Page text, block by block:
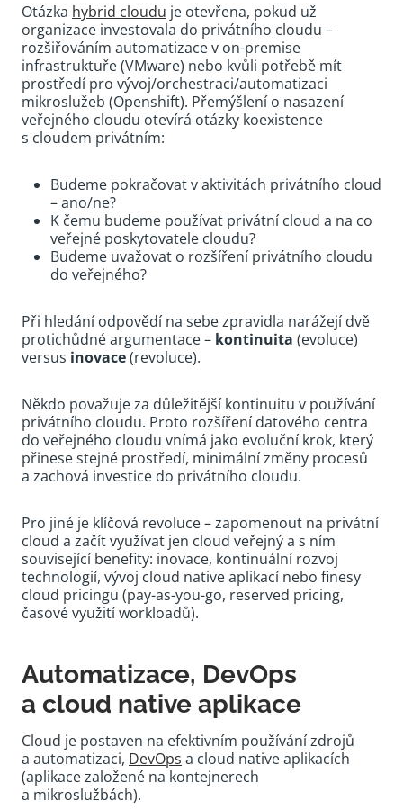
Otázka hybrid cloudu je otevřena, pokud už
organizace investovala do privátního cloudu –
rozšiřováním automatizace v on-premise
infrastruktuře (VMware) nebo kvůli potřebě mít
prostředí pro vývoj/orchestraci/automatizaci
mikroslužeb (Openshift). Přemýšlení o nasazení
veřejného cloudu otevírá otázky koexistence
s cloudem privátním:
Budeme pokračovat v aktivitách privátního cloud
– ano/ne?
K čemu budeme používat privátní cloud a na co
veřejné poskytovatele cloudu?
Budeme uvažovat o rozšíření privátního cloudu
do veřejného?
Při hledání odpovědí na sebe zpravidla narážejí dvě
protichůdné argumentace – kontinuita (evoluce)
versus inovace(revoluce).
Někdo považuje za důležitější kontinuitu v používání
privátního cloudu. Proto rozšíření datového centra
do veřejného cloudu vnímá jako evoluční krok, který
přinese stejné prostředí, minimální změny procesů
a zachová investice do privátního cloudu.
Pro jiné je klíčová revoluce – zapomenout na privátní
cloud a začít využívat jen cloud veřejný a s ním
související benefity: inovace, kontinuální rozvoj
technologií, vývoj cloud native aplikací nebo finesy
cloud pricingu (pay-as-you-go, reserved pricing,
časové využití workloadů).
Automatizace, DevOps
a cloud native aplikace
Cloud je postaven na efektivním používání zdrojů
a automatizaci, DevOps a cloud native aplikacích
(aplikace založené na kontejnerech
a mikroslužbách).